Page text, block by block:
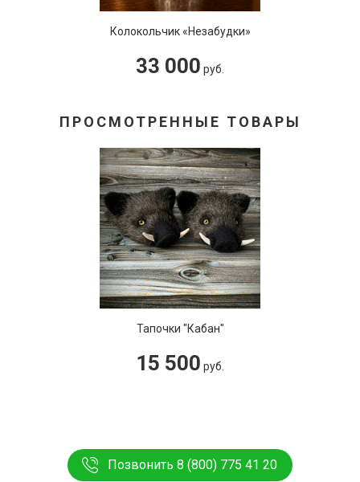
Колокольчик «Незабудки»
33 000 руб.
ПРОСМОТРЕННЫЕ ТОВАРЫ
Тапочки "Кабан"
15 500 руб.
Позвонить 8 (800) 775 41 20